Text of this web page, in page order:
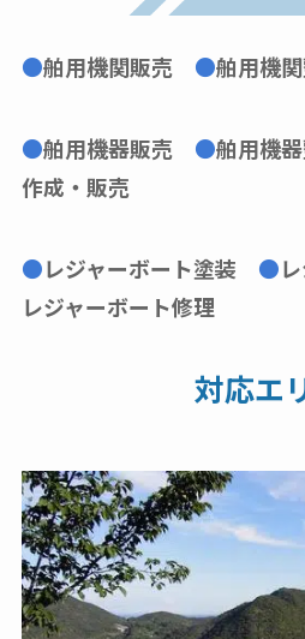
●舶用機関販売 ●舶用機
●舶用機器販売 ●舶用機
作成・販売
●レジャーボート塗装 ●
レジャーボート修理
対応エ